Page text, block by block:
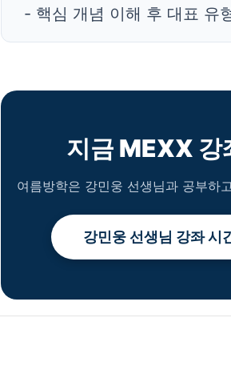
- 핵심 개념 이해 후 대표 유
지금 MEXX 강
여름방학은 강민웅 선생님과 공부하
강민웅 선생님 강좌 시